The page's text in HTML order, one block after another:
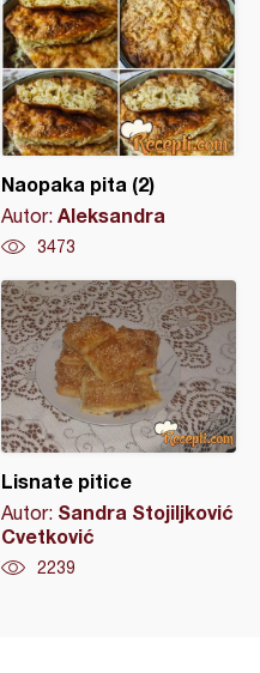
Naopaka pita (2)
Autor: Aleksandra
3473
Lisnate pitice
Autor: Sandra Stojiljković
Cvetković
2239